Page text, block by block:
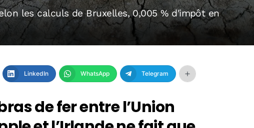
les calculs de Bruxelles, 0,005 % d'impôt en
LinkedIn WhatsApp Telegram
de fer entre l’Union